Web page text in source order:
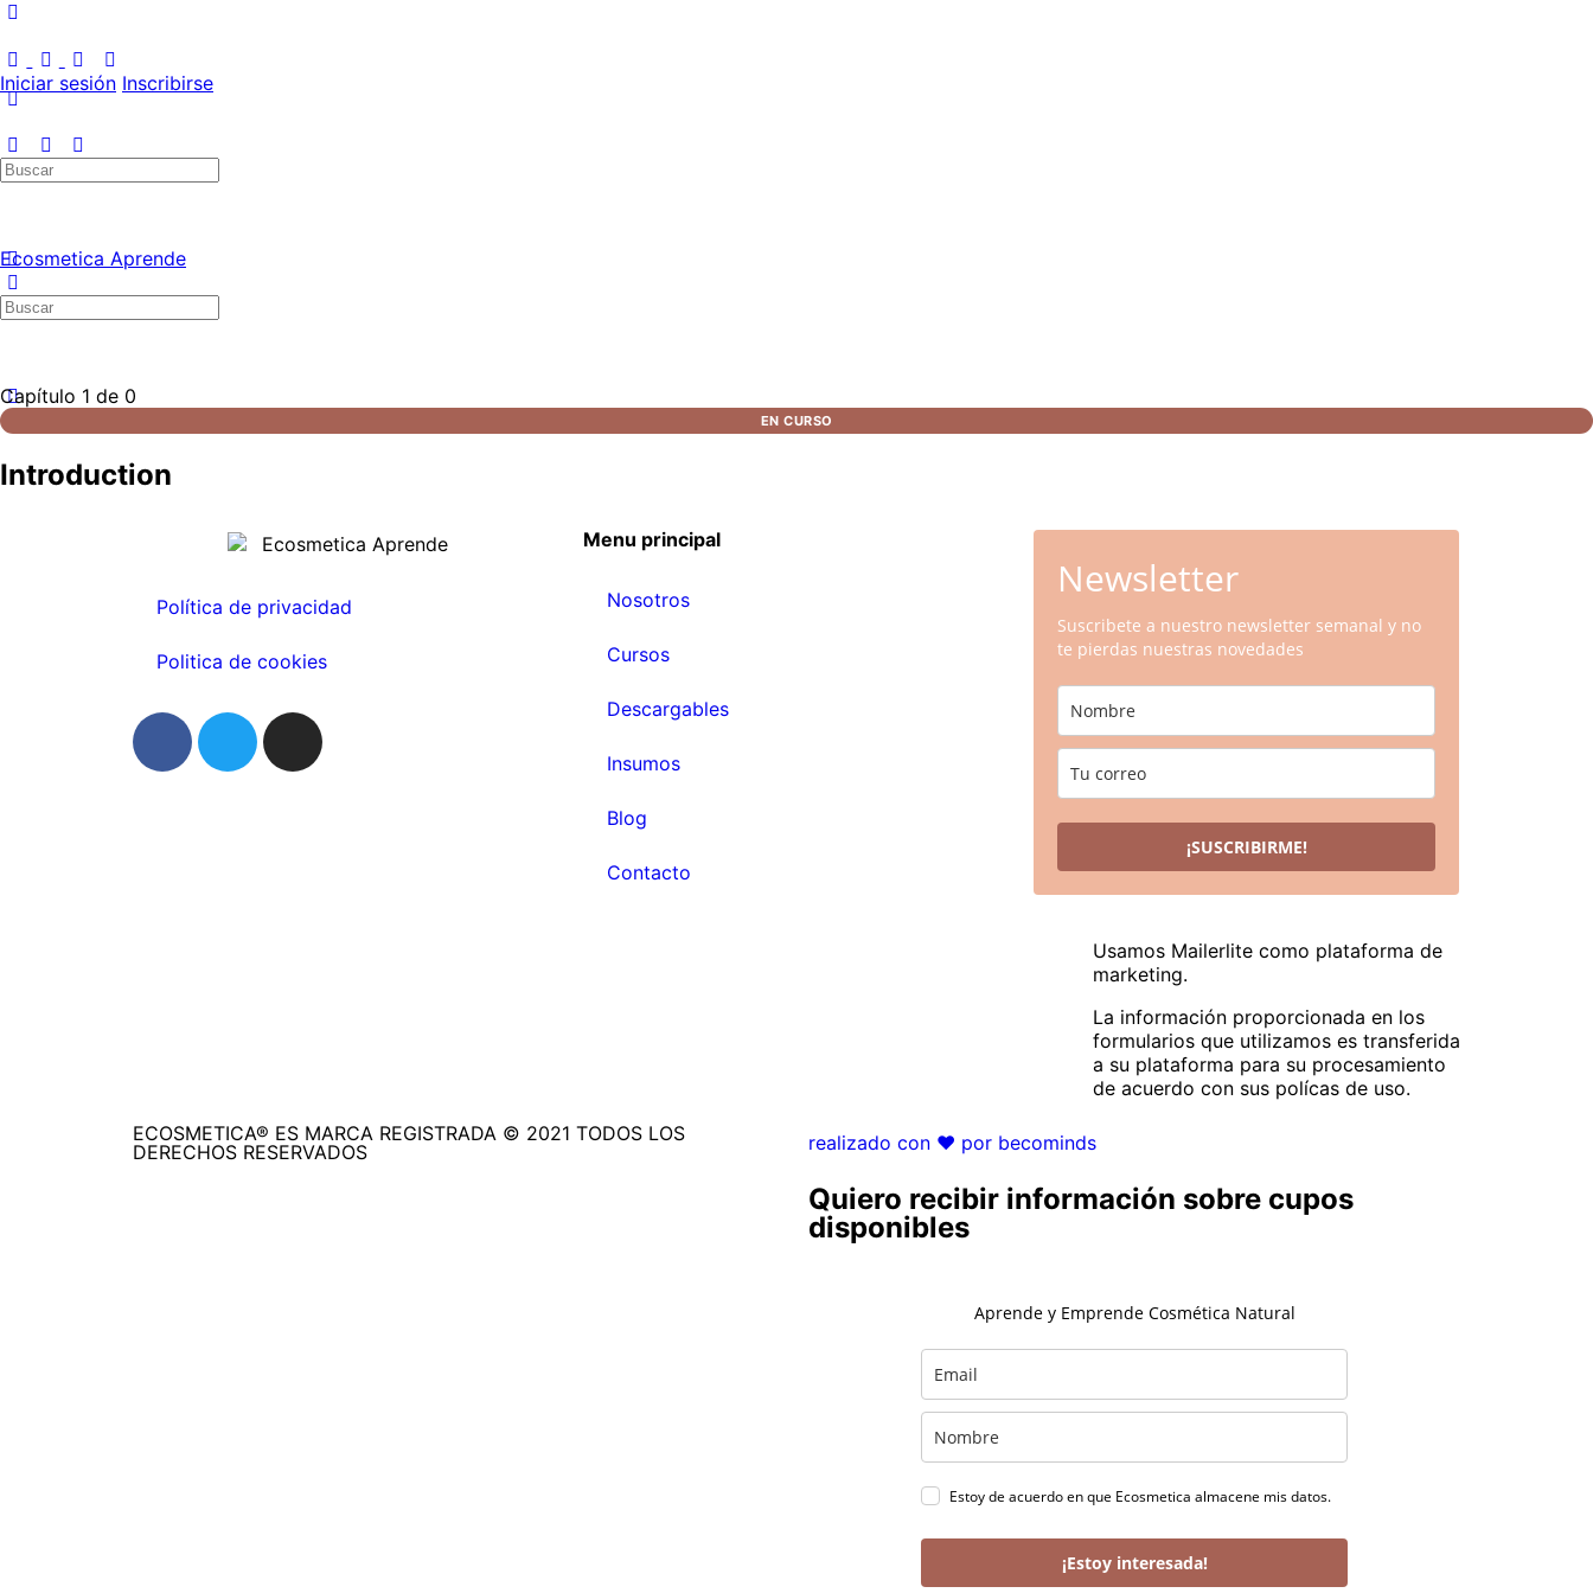
Iniciar sesión Inscribirse
Ecosmetica Aprende
Capítulo 1 de 0
EN CURSO
Introduction
Política de privacidad
Politica de cookies
Menu principal
Nosotros
Cursos
Descargables
Insumos
Blog
Contacto
Newsletter
Suscribete a nuestro newsletter semanal y no
te pierdas nuestras novedades
¡SUSCRIBIRME!
Usamos Mailerlite como plataforma de
marketing.
La información proporcionada en los
formularios que utilizamos es transferida
a su plataforma para su procesamiento
de acuerdo con sus polícas de uso.
ECOSMETICA® ES MARCA REGISTRADA © 2021 TODOS LOS
DERECHOS RESERVADOS
realizado con ❤ por becominds
Quiero recibir información sobre cupos
disponibles
Aprende y Emprende Cosmética Natural
Estoy de acuerdo en que Ecosmetica almacene mis datos.
¡Estoy interesada!